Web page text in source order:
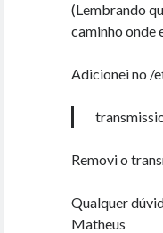
(Lembrando
caminho onde
Adicionei no /
Removi o
Qualquer
Matheus